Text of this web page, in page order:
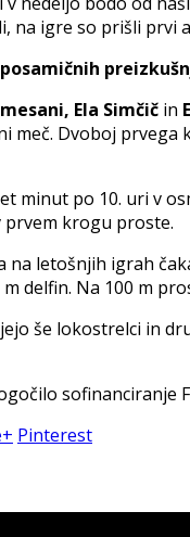
na igre so prišli prvi
Ela Simčič in
meč. Dvoboj
minut po 10. uri v
prvem krogu proste.
na letošnjih igrah
delfin. Na 100 m
še lokostrelci in
sofinanciranje
Pinterest